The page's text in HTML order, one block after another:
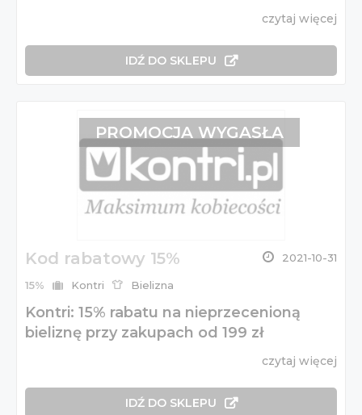
czytaj więcej
IDŹ DO SKLEPU
Kod rabatowy 15% 2021-10-31
15% Kontri Bielizna
Kontri: 15% rabatu na nieprzecenioną
bieliznę przy zakupach od 199 zł
czytaj więcej
IDŹ DO SKLEPU
PROMOCJA WYGASŁA